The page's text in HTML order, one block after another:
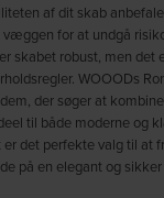
af dit skab
for at undgå
skabet robust, men det
WOOODs
der søger at
til både moderne og
er det perfekte valg til at
på en elegant og sikker